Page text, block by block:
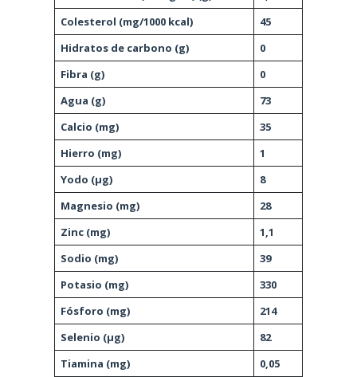
Colesterol (mg/1000 kcal)
45
Hidratos de carbono (g)
0
Fibra (g)
0
Agua (g)
73
Calcio (mg)
35
Hierro (mg)
1
Yodo (μg)
8
Magnesio (mg)
28
Zinc (mg)
1,1
Sodio (mg)
39
Potasio (mg)
330
Fósforo (mg)
214
Selenio (μg)
82
Tiamina (mg)
0,05